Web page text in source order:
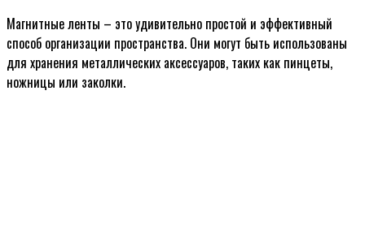
Магнитные ленты – это удивительно простой и эффективный
способ организации пространства. Они могут быть использованы
для хранения металлических аксессуаров, таких как пинцеты,
ножницы или заколки.